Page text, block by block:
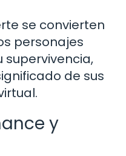
se convierten
personajes
supervivencia,
de sus
y